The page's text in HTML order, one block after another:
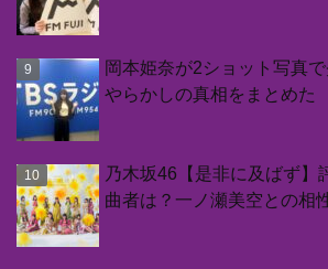
岡本姫奈が2ショット写真
やらかしの真相をまとめた
乃木坂46【是非に及ばず】
曲者は？一ノ瀬美空との相